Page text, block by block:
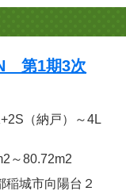
第1期3次
（納戸）～4L
2 ～80.72m2
稲城市向陽台２